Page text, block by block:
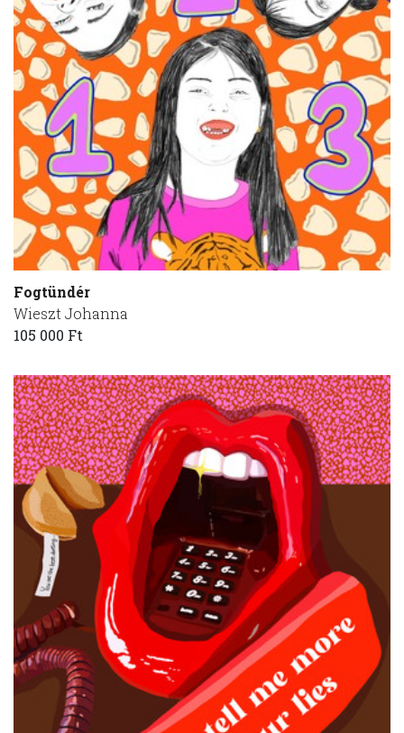
Fogtündér
Wieszt Johanna
105 000 Ft